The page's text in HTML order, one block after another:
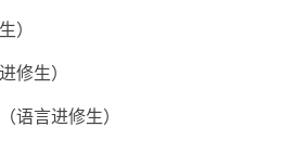
）
修生）
语言进修生）